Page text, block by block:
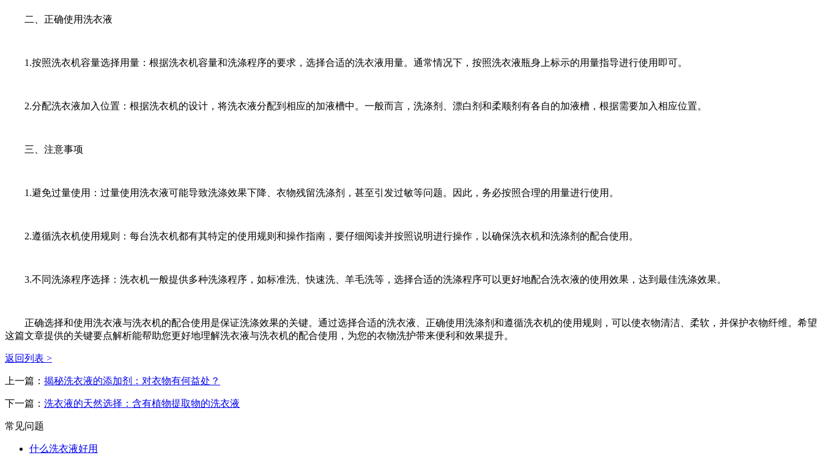
二、正确使用洗衣液
1.按照洗衣机容量选择用量：根据洗衣机容量和洗涤程序的要求，选择合适的洗衣液用量。通常情况下，按照洗衣液瓶身上标示的用量指导进行使用即可。
2.分配洗衣液加入位置：根据洗衣机的设计，将洗衣液分配到相应的加液槽中。一般而言，洗涤剂、漂白剂和柔顺剂有各自的加液槽，根据需要加入相应位置。
三、注意事项
1.避免过量使用：过量使用洗衣液可能导致洗涤效果下降、衣物残留洗涤剂，甚至引发过敏等问题。因此，务必按照合理的用量进行使用。
2.遵循洗衣机使用规则：每台洗衣机都有其特定的使用规则和操作指南，要仔细阅读并按照说明进行操作，以确保洗衣机和洗涤剂的配合使用。
3.不同洗涤程序选择：洗衣机一般提供多种洗涤程序，如标准洗、快速洗、羊毛洗等，选择合适的洗涤程序可以更好地配合洗衣液的使用效果，达到最佳洗涤效果。
正确选择和使用洗衣液与洗衣机的配合使用是保证洗涤效果的关键。通过选择合适的洗衣液、正确使用洗涤剂和遵循洗衣机的使用规则，可以使衣物清洁、柔软，并保护衣物纤维。希望
这篇文章提供的关键要点解析能帮助您更好地理解洗衣液与洗衣机的配合使用，为您的衣物洗护带来便利和效果提升。
返回列表 >
上一篇： 揭秘洗衣液的添加剂：对衣物有何益处？
下一篇： 洗衣液的天然选择：含有植物提取物的洗衣液
常见问题
什么洗衣液好用